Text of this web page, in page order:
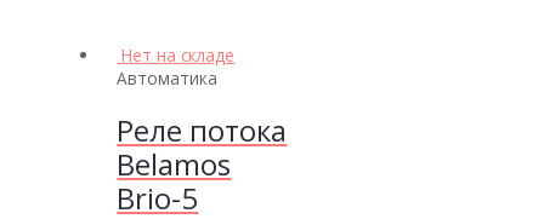
Нет на складе
Автоматика
Реле потока
Belamos
Brio-5